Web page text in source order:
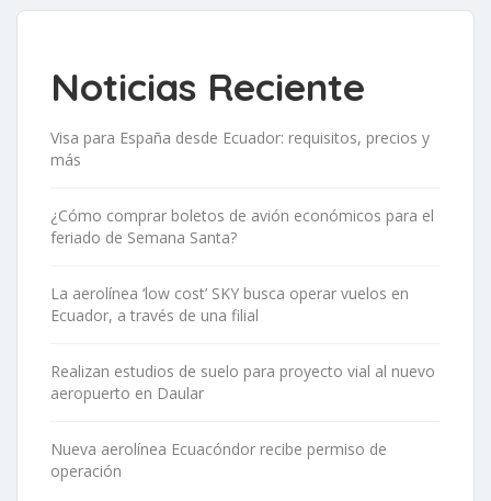
Noticias Reciente
Visa para España desde Ecuador: requisitos, precios y
más
¿Cómo comprar boletos de avión económicos para el
feriado de Semana Santa?
La aerolínea ‘low cost’ SKY busca operar vuelos en
Ecuador, a través de una filial
Realizan estudios de suelo para proyecto vial al nuevo
aeropuerto en Daular
Nueva aerolínea Ecuacóndor recibe permiso de
operación